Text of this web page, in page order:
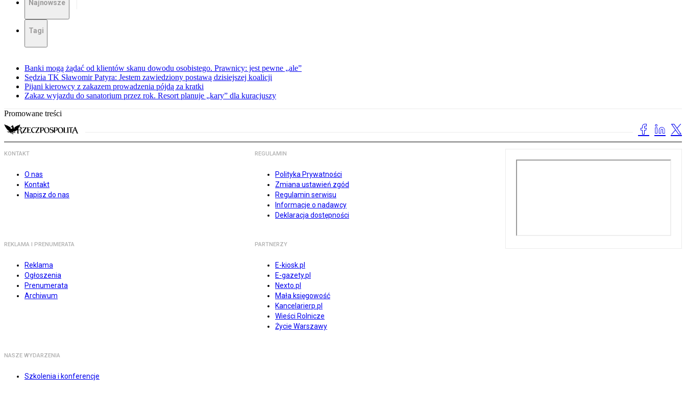
Najnowsze
Tagi
Banki mogą żądać od klientów skanu dowodu osobistego. Prawnicy: jest pewne „ale”
Sędzia TK Sławomir Patyra: Jestem zawiedziony postawą dzisiejszej koalicji
Pijani kierowcy z zakazem prowadzenia pójdą za kratki
Zakaz wyjazdu do sanatorium przez rok. Resort planuje „kary” dla kuracjuszy
Promowane treści
KONTAKT
O nas
Kontakt
Napisz do nas
REGULAMIN
Polityka Prywatności
Zmiana ustawień zgód
Regulamin serwisu
Informacje o nadawcy
Deklaracja dostępności
REKLAMA I PRENUMERATA
Reklama
Ogłoszenia
Prenumerata
Archiwum
PARTNERZY
E-kiosk.pl
E-gazety.pl
Nexto.pl
Mała księgowość
Kancelarierp.pl
Wieści Rolnicze
Życie Warszawy
NASZE WYDARZENIA
Szkolenia i konferencje